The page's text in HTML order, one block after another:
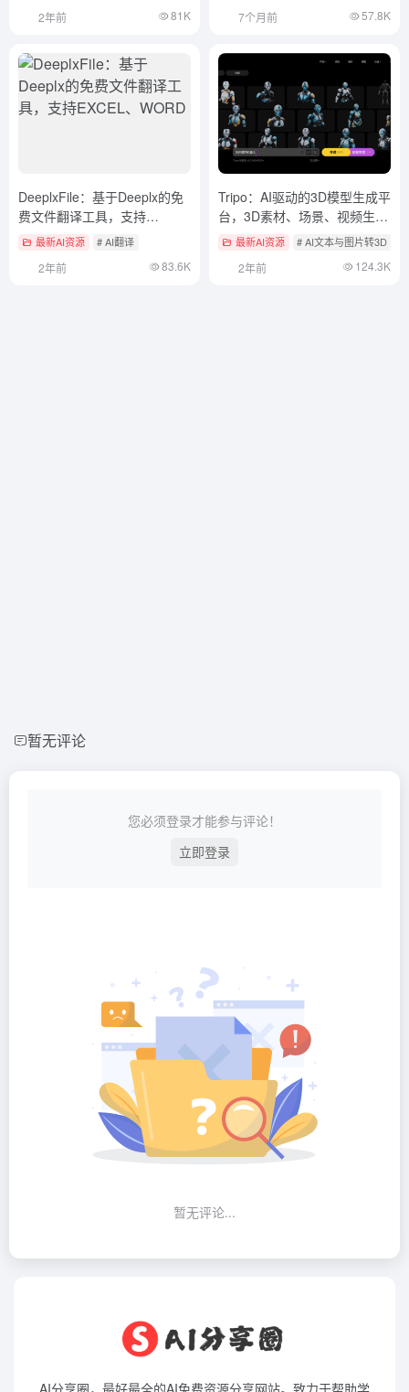
2年前 81K 7个月前 57.8K
DeeplxFile：基于Deeplx的免
费文件翻译工具，支持
EXCEL、WORD
最新AI资源 # AI翻译
2年前 83.6K
Tripo：AI驱动的3D模型生成平
台，3D素材、场景、视频生成
工具最新AI资源 # AI文本与图片转3D
2年前 124.3K
暂无评论
您必须登录才能参与评论！
立即登录
暂无评论...
AI分享圈，最好最全的AI免费资源分享网站。致力于帮助学